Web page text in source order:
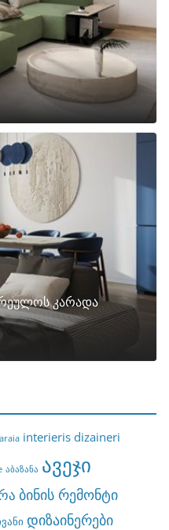
კარადა
interieris dizaineri
აბაზანა ავეჯი
ბინის რემონტი
დიზაინერები